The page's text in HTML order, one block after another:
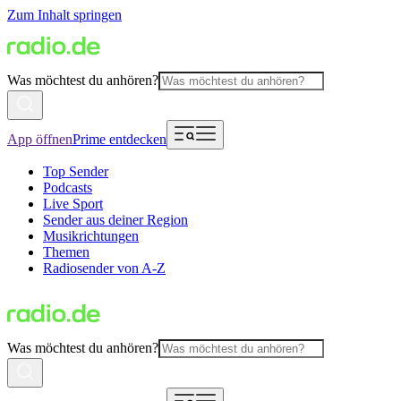
Zum Inhalt springen
Was möchtest du anhören?
App öffnenPrime entdecken
Top Sender
Podcasts
Live Sport
Sender aus deiner Region
Musikrichtungen
Themen
Radiosender von A-Z
Was möchtest du anhören?